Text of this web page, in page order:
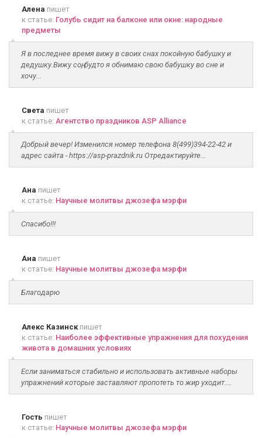
Алена пишет
к статье: Голубь сидит на балконе или окне: народные
предметы
Я в последнее время вижу в своих снах покойную бабушку и
дедушку.Вижу соң, будто я обнимаю свою бабушку во сне и
хочу...
Света пишет
к статье: Агентство праздников ASP Alliance
Добрый вечер! Изменился номер телефона 8(499)394-22-42 и
адрес сайта - https://asp-prazdnik.ru Отредактируйте...
Ана пишет
к статье: Научные молитвы джозефа мэрфи
Спасибо!!!
Ана пишет
к статье: Научные молитвы джозефа мэрфи
Благодарю
Алекс Казинскпишет
к статье: Наиболее эффективные упражнения для похудения
живота в домашних условиях
Если заниматься стабильно и использовать активные наборы
упражнений которые заставляют пропотеть то жир уходит....
Гость пишет
к статье: Научные молитвы джозефа мэрфи